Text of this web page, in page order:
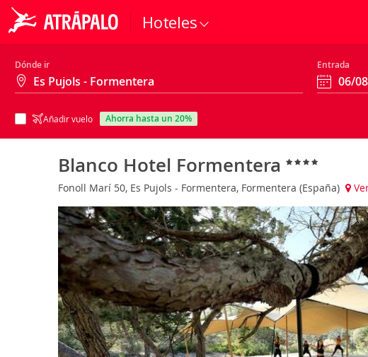
Hoteles
Dónde ir Entrada
Añadir vuelo ahorra hasta un 20%
Blanco Hotel Formentera
Fonoll Marí 50, Es Pujols - Formentera, Formentera (España)